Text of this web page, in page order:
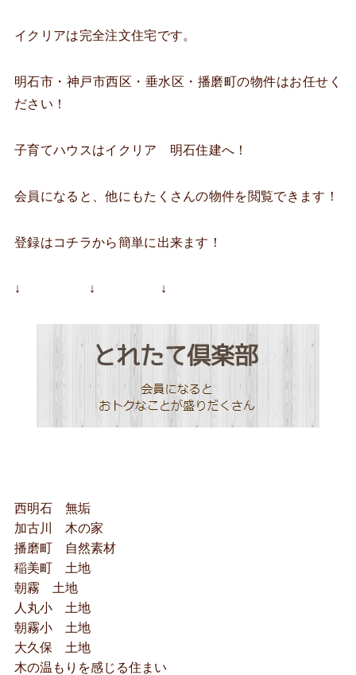
イクリアは完全注文住宅です。
明石市・神戸市西区・垂水区・播磨町の物件はお任せく
ださい！
子育てハウスはイクリア 明石住建へ！
会員になると、他にもたくさんの物件を閲覧できます！
登録はコチラから簡単に出来ます！
↓ ↓ ↓
西明石 無垢
加古川 木の家
播磨町 自然素材
稲美町 土地
朝霧 土地
人丸小 土地
朝霧小 土地
大久保 土地
木の温もりを感じる住まい